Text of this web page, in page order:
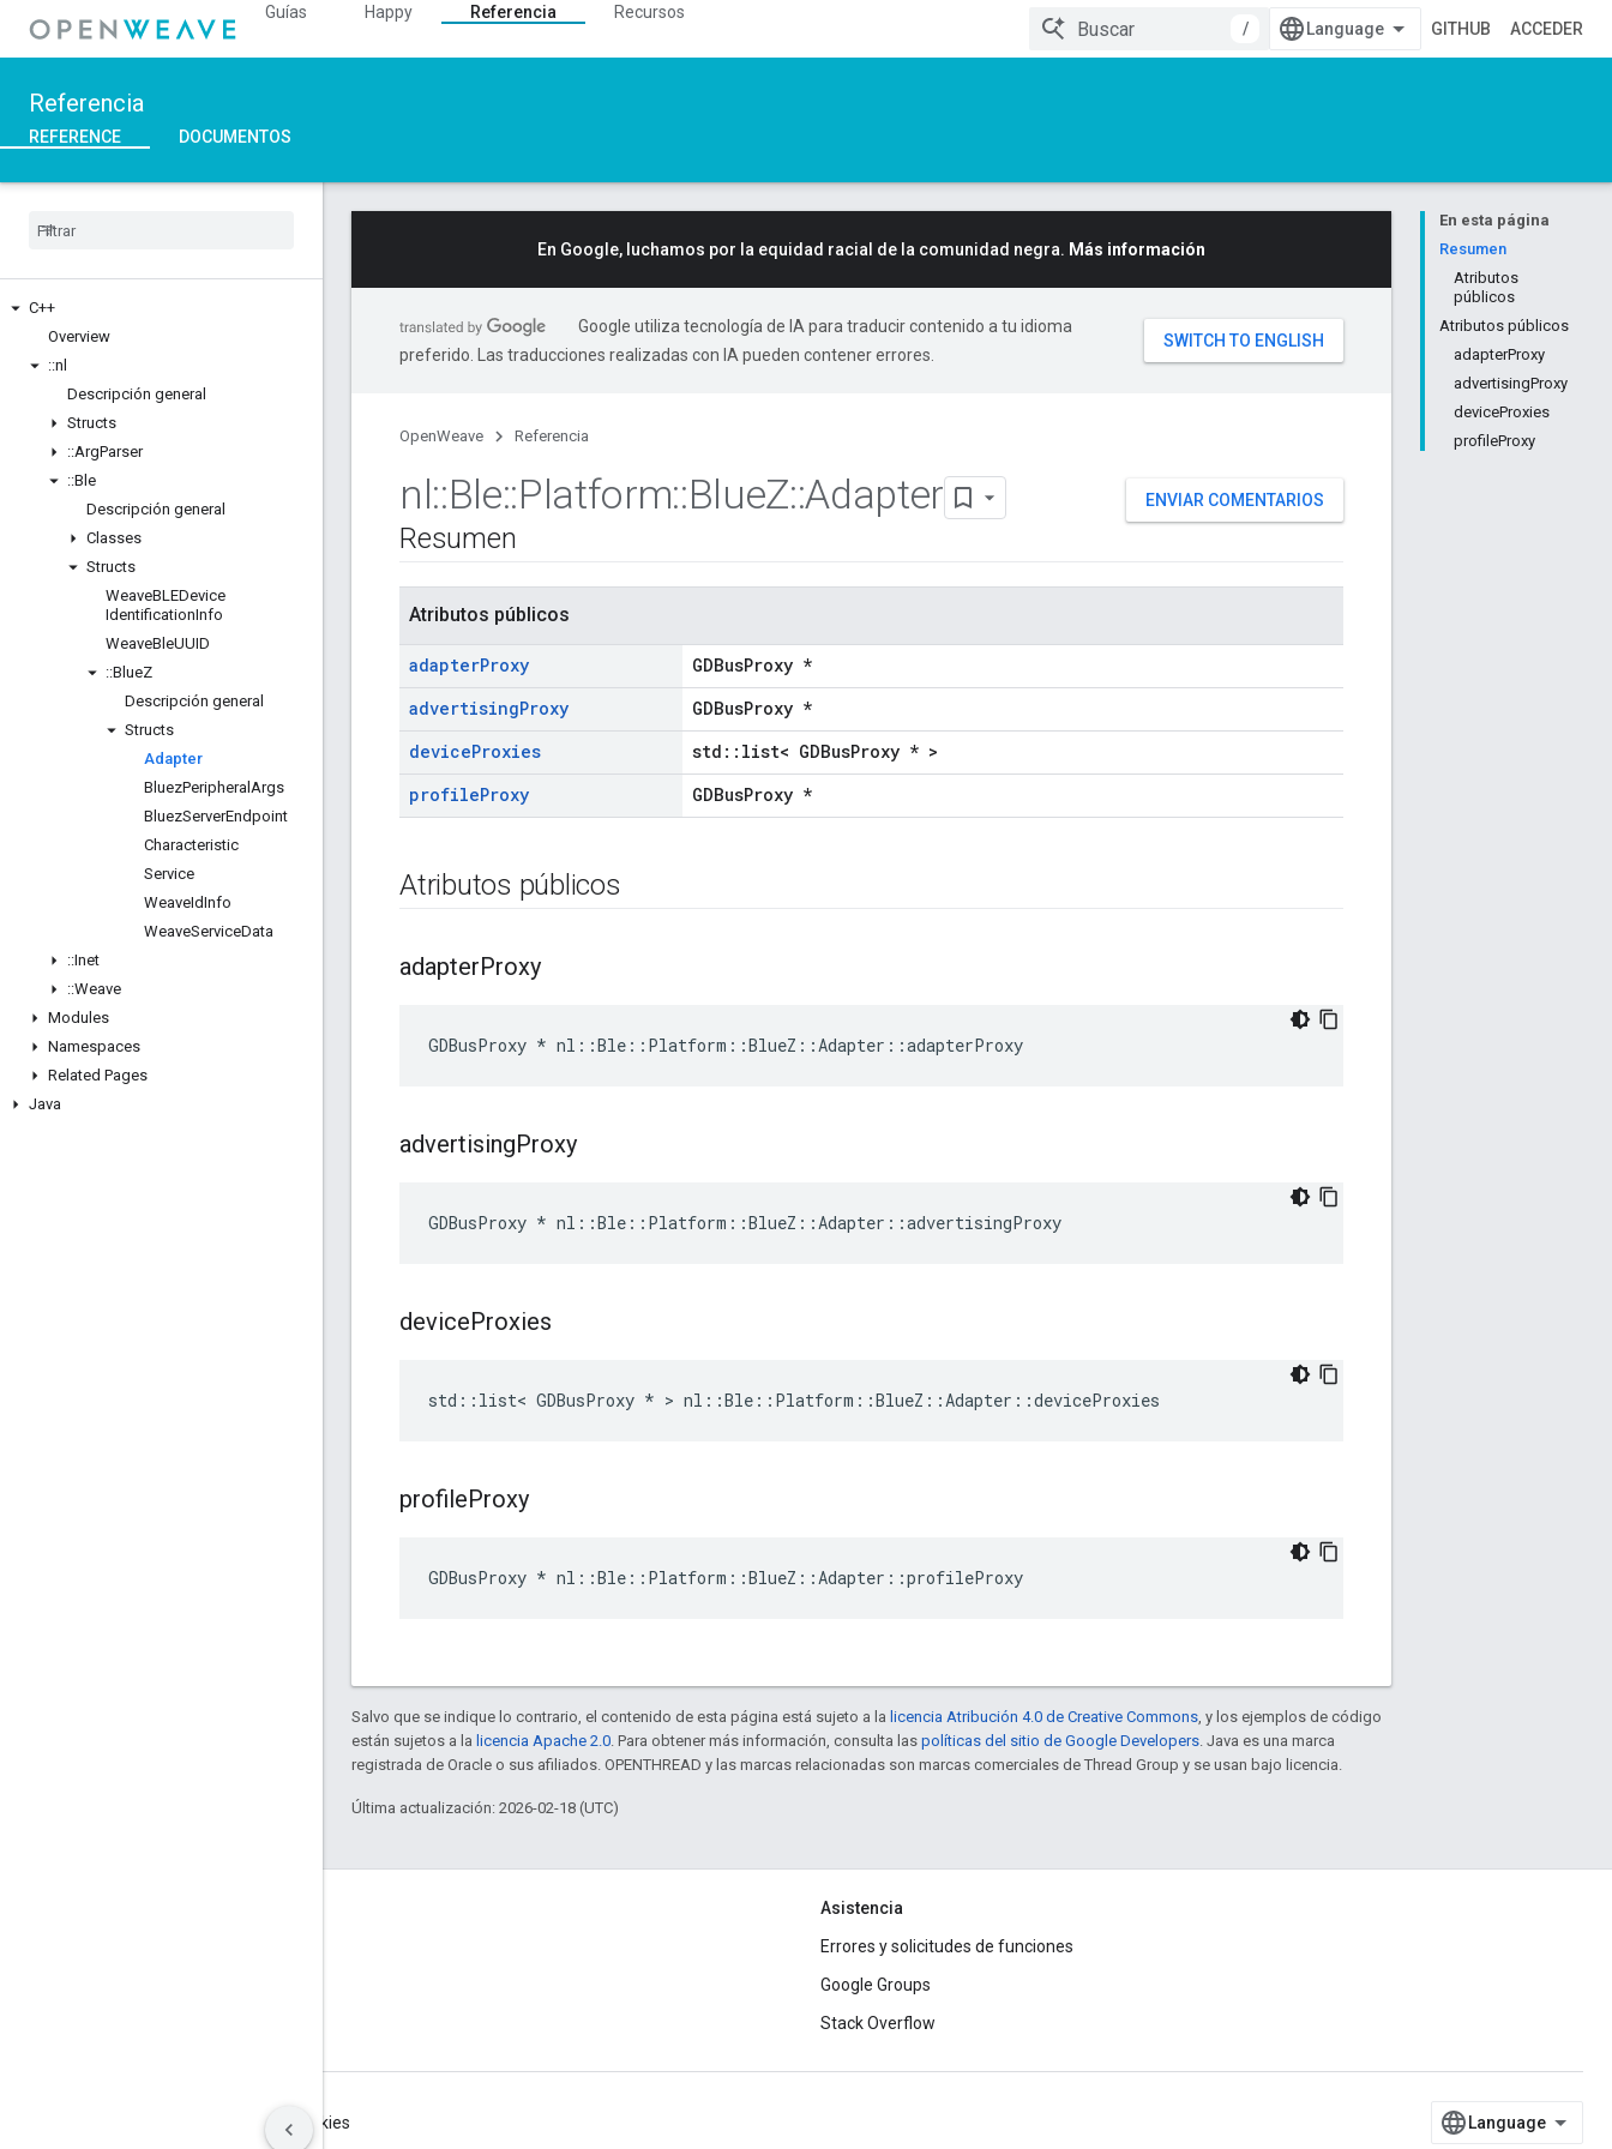
Guías Happy Referencia
Recursos
/
GITHUB ACCEDER
Referencia
REFERENCE DOCUMENTOS
C++
Overview
::nl
Descripción general
Structs
::ArgParser
::Ble
Descripción general
Classes
Structs
WeaveBLEDevice
IdentificationInfo
WeaveBleUUID
::BlueZ
Descripción general
Structs
Adapter
BluezPeripheral Args
BluezServerEndpoint
Characteristic
Service
WeaveIdInfo
WeaveServiceData
::Inet
::Weave
Modules
Namespaces
Related Pages
Java
En esta página
Resumen
Atributos
públicos
Atributos públicos
adapterProxy
advertisingProxy
deviceProxies
profileProxy
En Google, luchamos por la equidad racial de la comunidad negra. Más información
Google utiliza tecnología de IA para traducir contenido a tu idioma
preferido. Las traducciones realizadas con IA pueden contener errores.
OpenWeave Referencia
ENVIAR COMENTARIOS
nl::Ble::Platform::BlueZ::Adapter
Resumen
Atributos públicos
adapterProxy
GDBusProxy *
advertisingProxy
GDBusProxy *
deviceProxies
std::list< GDBusProxy * >
profileProxy GDBusProxy *
Atributos públicos
adapterProxy
GDBusProxy * nl::Ble::Platform::BlueZ::Adapter::adapterProxy
advertisingProxy
GDBusProxy * nl::Ble::Platform::BlueZ::Adapter::advertisingProxy
deviceProxies
std::list< GDBusProxy * > nl::Ble::Platform::BlueZ::Adapter::deviceProxies
profileProxy
GDBusProxy * nl::Ble::Platform::BlueZ::Adapter::profileProxy
Salvo que se indique lo contrario, el contenido de esta página está sujeto a la licencia Atribución 4.0 de Creative Commons, y los ejemplos de código
están sujetos a la licencia Apache 2.0. Para obtener más información, consulta las políticas del sitio de Google Developers. Java es una marca
registrada de Oracle o sus afiliados. OPENTHREAD y las marcas relacionadas son marcas comerciales de Thread Group y se usan bajo licencia.
Última actualización: 2026-02-18 (UTC)
Asistencia
Errores y solicitudes de funciones
Google Groups
Stack Overflow
Manage cookies